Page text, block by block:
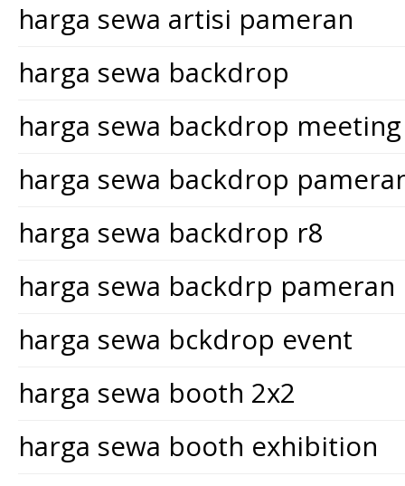
harga sewa artisi pameran
harga sewa backdrop
harga sewa backdrop meeting
harga sewa backdrop
harga sewa backdrop r8
harga sewa backdrp pameran
harga sewa bckdrop event
harga sewa booth 2x2
harga sewa booth exhibition